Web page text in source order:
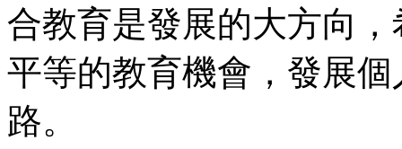
合教育是發展的大方向
平等的教育機會，發展
路。